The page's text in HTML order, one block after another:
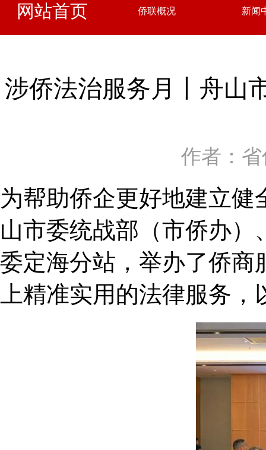
网站首页 侨联概况 新闻
涉侨法治服务月丨舟山
作者：
为帮助侨企更好地建立
山市委统战部（市侨办
委定海分站，举办了侨商
上精准实用的法律服务